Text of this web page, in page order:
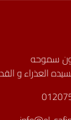
العذراء و